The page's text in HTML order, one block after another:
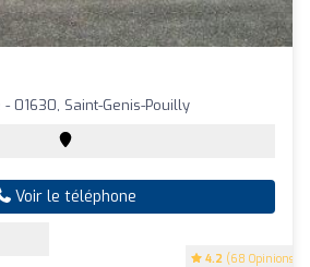
4.2 (68 Opinions)
01630, Saint-Genis-Pouilly
Voir le téléphone